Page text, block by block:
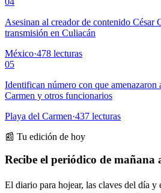
Asesinan al creador de contenido César
transmisión en Culiacán
México·478 lecturas
05
Identifican número con que amenazaron
Carmen y otros funcionarios
Playa del Carmen·437 lecturas
📰 Tu edición de hoy
Recibe el periódico de mañana
El diario para hojear, las claves del día